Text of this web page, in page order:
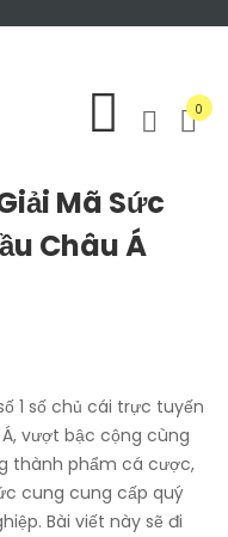
0
Mã Sức
Châu Á
1 số chủ cái trực tuyến
vượt bậc cộng cùng
thành phẩm cá cược,
cung cung cấp quý
Bài viết này sẽ đi